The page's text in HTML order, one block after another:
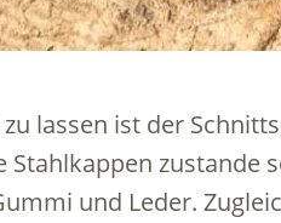
lassen ist der
Stahlkappen zustande
und Leder.